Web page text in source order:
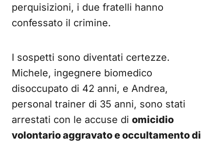
perquisizioni, i due fratelli hanno
confessato il crimine.
I sospetti sono diventati certezze.
Michele, ingegnere biomedico
disoccupato di 42 anni, e Andrea,
personal trainer di 35 anni, sono stati
arrestati con le accuse di omicidio
volontario aggravato e occultamento di